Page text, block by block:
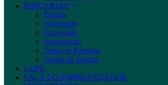
PORTARIAS
Diárias
Nomeação
Concessão
Exoneração
Todas as Portarias
Tabela de Diárias
LGPD
SALA DO EMPREENDEDOR